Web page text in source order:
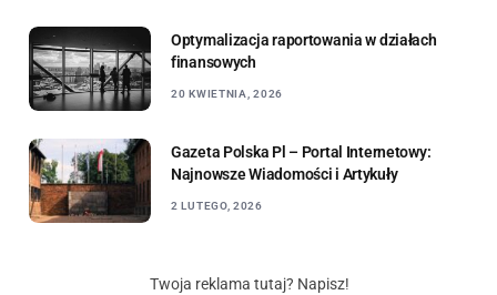
Optymalizacja raportowania w działach
finansowych
20 KWIETNIA, 2026
Gazeta Polska Pl – Portal Internetowy:
Najnowsze Wiadomości i Artykuły
2 LUTEGO, 2026
Twoja reklama tutaj? Napisz!